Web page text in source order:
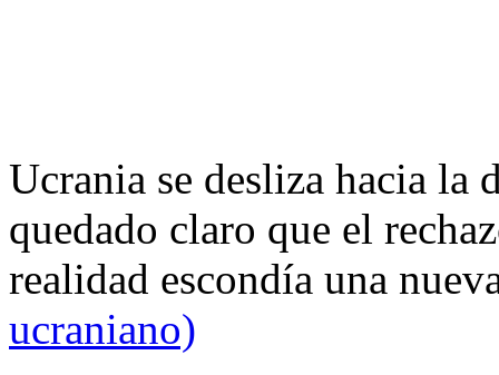
Ucrania se desliza hacia
quedado claro que el
realidad escondía una
ucraniano)